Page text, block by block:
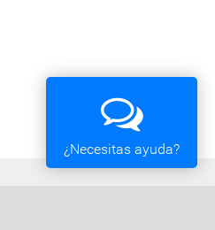
¿Necesitas ayuda?